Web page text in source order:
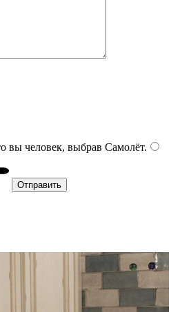
вы человек, выбрав Самолёт.